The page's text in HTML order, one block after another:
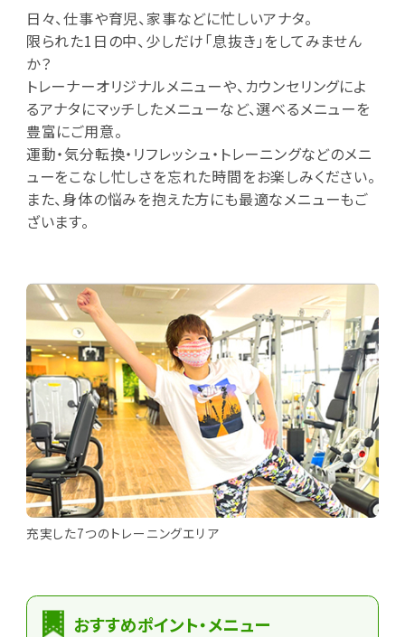
日々、仕事や育児、家事などに忙しいアナタ。
限られた1日の中、少しだけ「息抜き」をしてみません
か？
トレーナーオリジナルメニューや、カウンセリングによ
るアナタにマッチしたメニューなど、選べるメニューを
豊富にご用意。
運動・気分転換・リフレッシュ・トレーニングなどのメニ
ューをこなし忙しさを忘れた時間をお楽しみください。
また、身体の悩みを抱えた方にも最適なメニューもご
ざいます。
充実した7つのトレーニングエリア
おすすめポイント・メニュー